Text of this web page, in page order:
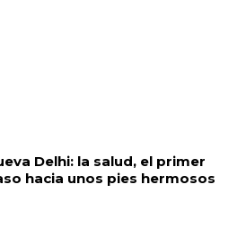
Delhi: la salud, el primer
hacia unos pies hermosos